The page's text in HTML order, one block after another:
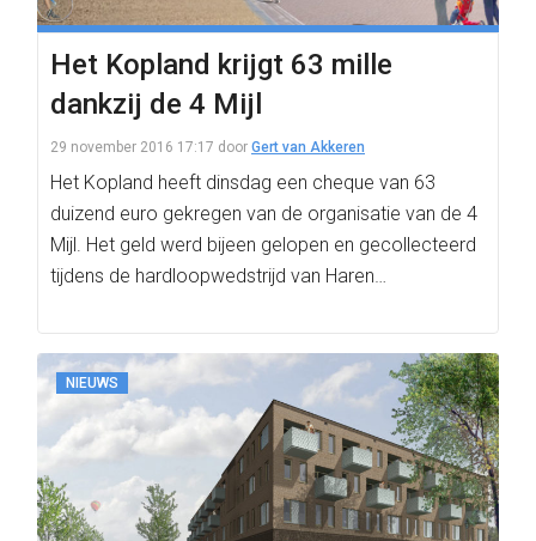
Het Kopland krijgt 63 mille
dankzij de 4 Mijl
29 november 2016 17:17 door Gert van Akkeren
Het Kopland heeft dinsdag een cheque van 63
duizend euro gekregen van de organisatie van de 4
Mijl. Het geld werd bijeen gelopen en gecollecteerd
tijdens de hardloopwedstrijd van Haren…
NIEUWS